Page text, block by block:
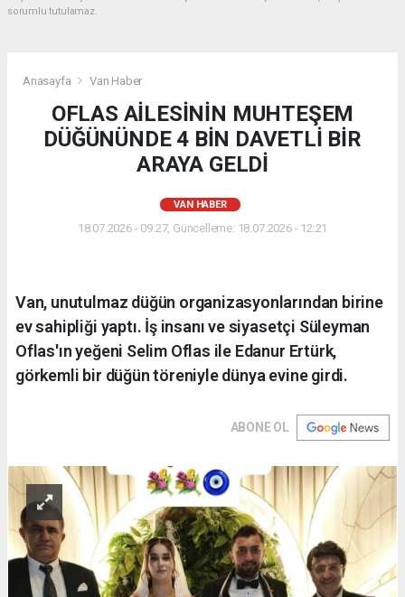
sorumlu tutulamaz.
Anasayfa Van Haber
OFLAS AİLESİNİN MUHTEŞEM
DÜĞÜNÜNDE 4 BİN DAVETLİ BİR
ARAYA GELDİ
VAN HABER
18.07.2026 - 09:27, Güncelleme: 18.07.2026 - 12:21
Van, unutulmaz düğün organizasyonlarından birine
ev sahipliği yaptı. İş insanı ve siyasetçi Süleyman
Oflas'ın yeğeni Selim Oflas ile Edanur Ertürk,
görkemli bir düğün töreniyle dünya evine girdi.
ABONE OL